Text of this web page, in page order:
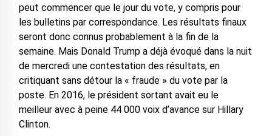
peut commencer que le jour du vote, y compris pour
les bulletins par correspondance. Les résultats finaux
seront donc connus probablement à la fin de la
semaine. Mais Donald Trump a déjà évoqué dans la nuit
de mercredi une contestation des résultats, en
critiquant sans détour la « fraude » du vote par la
poste. En 2016, le président sortant avait eu le
meilleur avec à peine 44 000 voix d’avance sur Hillary
Clinton.